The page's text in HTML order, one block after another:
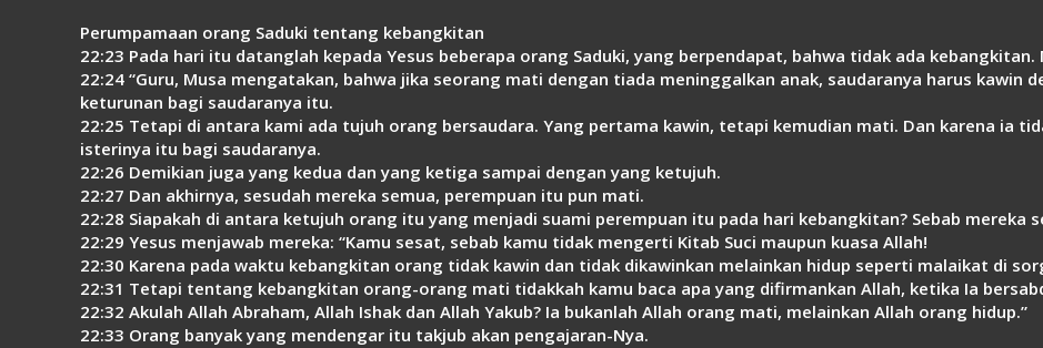
Perumpamaan orang Saduki tentang kebangkitan
22:23 Pada hari itu datanglah kepada Yesus beberapa orang Saduki, yang berpendapat, bahwa tidak ada
22:24 “Guru, Musa mengatakan, bahwa jika seorang mati dengan tiada meninggalkan anak, saudaranya harus kawin
keturunan bagi saudaranya itu.
22:25 Tetapi di antara kami ada tujuh orang bersaudara. Yang pertama kawin, tetapi kemudian mati. Dan karena ia
isterinya itu bagi saudaranya.
22:26 Demikian juga yang kedua dan yang ketiga sampai dengan yang ketujuh.
22:27 Dan akhirnya, sesudah mereka semua, perempuan itu pun mati.
22:28 Siapakah di antara ketujuh orang itu yang menjadi suami perempuan itu pada hari kebangkitan? Sebab mereka
22:29 Yesus menjawab mereka: “Kamu sesat, sebab kamu tidak mengerti Kitab Suci maupun kuasa Allah!
22:30 Karena pada waktu kebangkitan orang tidak kawin dan tidak dikawinkan melainkan hidup seperti malaikat di
22:31 Tetapi tentang kebangkitan orang-orang mati tidakkah kamu baca apa yang difirmankan Allah, ketika Ia
22:32 Akulah Allah Abraham, Allah Ishak dan Allah Yakub? Ia bukanlah Allah orang mati, melainkan Allah orang hidup.”
22:33 Orang banyak yang mendengar itu takjub akan pengajaran-Nya.